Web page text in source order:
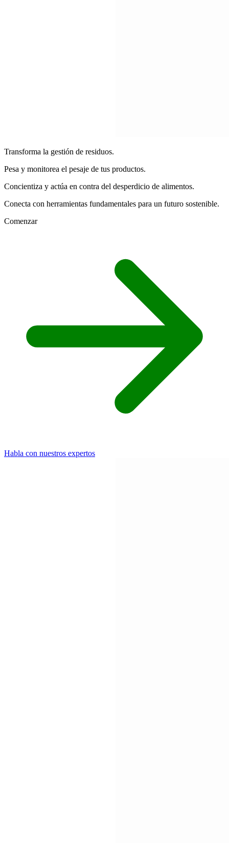
Transforma la gestión de residuos.
Pesa y monitorea el pesaje de tus productos.
Concientiza y actúa en contra del desperdicio de alimentos.
Conecta con herramientas fundamentales para un futuro sostenible.
Comenzar
Habla con nuestros expertos